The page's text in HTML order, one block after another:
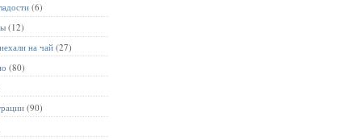
(6)
(12)
на чай(27)
(80)
(90)